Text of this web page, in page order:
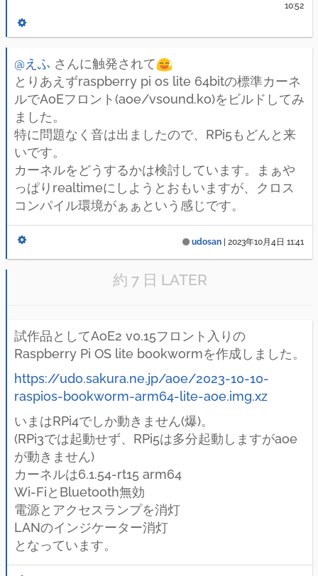
10:52
@えふ さんに触発されて
とりあえずraspberry pi os lite 64bitの標準カーネ
ルでAoEフロント(aoe/vsound.ko)をビルドしてみ
ました。
特に問題なく音は出ましたので、RPi5もどんと来
いです。
カーネルをどうするかは検討しています。まぁや
っぱりrealtimeにしようとおもいますが、クロス
コンパイル環境がぁぁという感じです。
udosan 2023年10月4日 11:41
約 7 日 LATER
試作品としてAoE2 v0.15フロント入りの
Raspberry Pi OS lite bookwormを作成しました。
https://udo.sakura.ne.jp/aoe/2023-10-10-
raspios-bookworm-arm64-lite-aoe.img.xz
いまはRPi4でしか動きません(爆)。
(RPi3では起動せず、RPi5は多分起動しますがaoe
が動きません)
カーネルは6.1.54-rt15 arm64
Wi-FiとBluetooth無効
電源とアクセスランプを消灯
LANのインジケーター消灯
となっています。